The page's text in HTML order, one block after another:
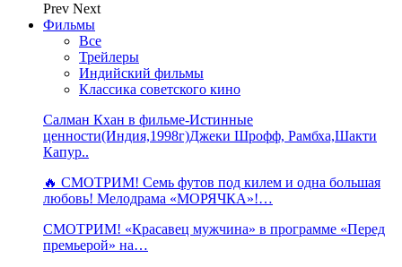
Prev Next
Фильмы
Все
Трейлеры
Индийский фильмы
Классика советского кино
Салман Кхан в фильме-Истинные
ценности(Индия,1998г)Джеки Шрофф, Рамбха,Шакти
Капур..
🔥 СМОТРИМ! Семь футов под килем и одна большая
любовь! Мелодрама «МОРЯЧКА»!…
СМОТРИМ! «Красавец мужчина» в программе «Перед
премьерой» на…